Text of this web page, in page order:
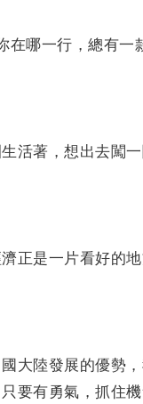
哪一行，總有一
活著，想出去闖
正是一片看好的
大陸發展的優勢
要有勇氣，抓住